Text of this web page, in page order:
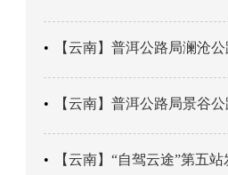
【云南】普洱公路局澜沧公路分局主动防御成功
【云南】普洱公路局景谷公路分局高
【云南】“自驾云途”第五站发车 11条